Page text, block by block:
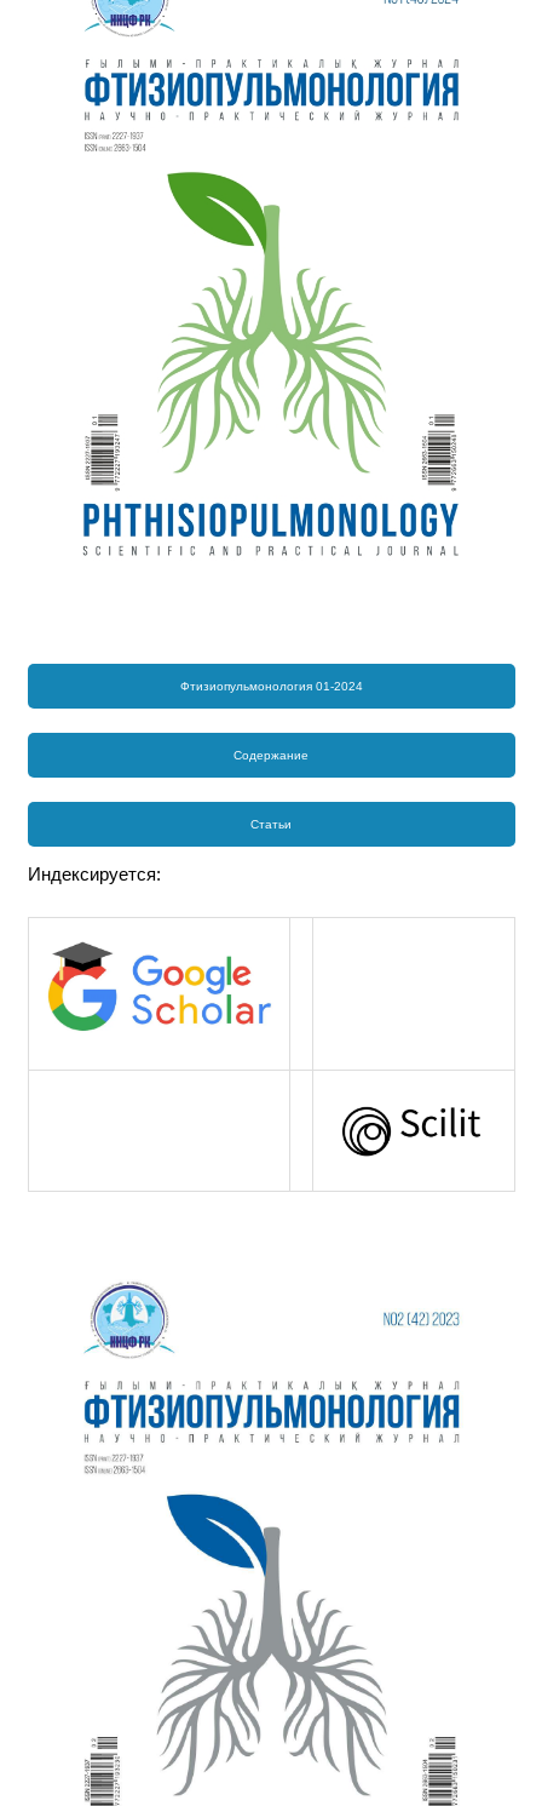
Фтизиопульмонология 01-2024
Содержание
Статьи
Индексируется: